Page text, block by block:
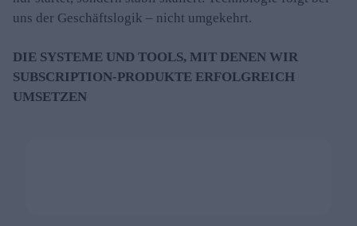
uns der Geschäftslogik – nicht umgekehrt.
DIE SYSTEME UND TOOLS, MIT DENEN WIR
SUBSCRIPTION-PRODUKTE ERFOLGREICH
UMSETZEN